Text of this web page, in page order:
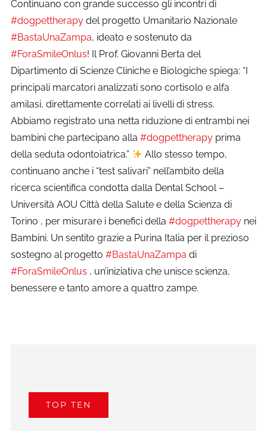
Continuano con grande successo gli incontri di
#dogpettherapydel progetto Umanitario Nazionale
#BastaUnaZampa, ideato e sostenuto da
#ForaSmileOnlus! Il Prof. Giovanni Berta del
Dipartimento di Scienze Cliniche e Biologiche spiega: “I
principali marcatori analizzati sono cortisolo e alfa
amilasi, direttamente correlati ai livelli di stress.
Abbiamo registrato una netta riduzione di entrambi nei
bambini che partecipano alla #dogpettherapyprima
della seduta odontoiatrica.”
Allo stesso tempo,
continuano anche i “test salivari” nell’ambito della
ricerca scientifica condotta dalla Dental School –
Università AOU Città della Salute e della Scienza di
Torino , per misurare i benefici della #dogpettherapynei
Bambini. Un sentito grazie a Purina Italia per il prezioso
sostegno al progetto #BastaUnaZampa di
#ForaSmileOnlus , un’iniziativa che unisce scienza,
benessere e tanto amore a quattro zampe.
TOP TEN